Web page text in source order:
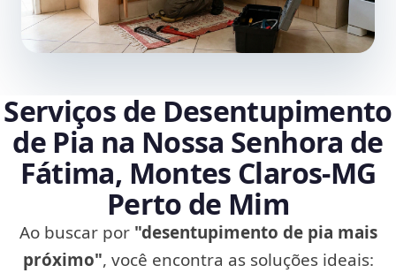
Serviços de Desentupimento
de Pia na Nossa Senhora de
Fátima, Montes Claros‑MG
Perto de Mim
Ao buscar por "desentupimento de pia mais
próximo", você encontra as soluções ideais: